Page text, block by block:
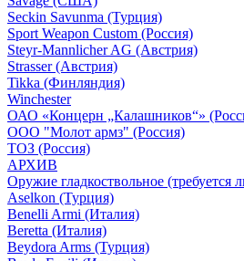
Seckin Savunma (Турция)
Sport Weapon Custom (Россия)
Steyr-Mannlicher AG (Австрия)
Strasser (Австрия)
Tikka (Финляндия)
Winchester
ОАО «Концерн „Калашников“»
ООО "Молот армз" (Россия)
ТОЗ (Россия)
АРХИВ
Оружие гладкоствольное (требуется
Aselkon (Турция)
Benelli Armi (Италия)
Beretta (Италия)
Beydora Arms (Турция)